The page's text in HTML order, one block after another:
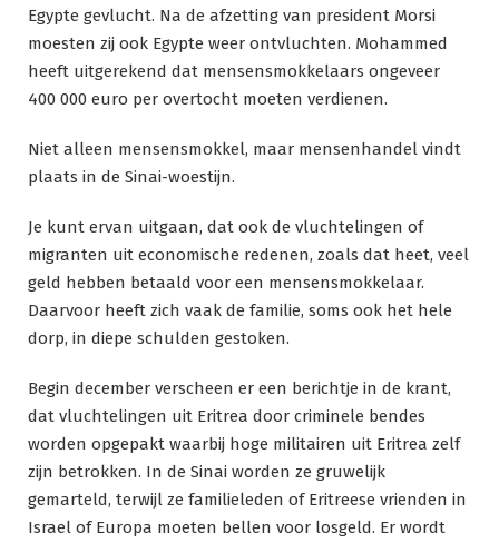
Egypte gevlucht. Na de afzetting van president Morsi
moesten zij ook Egypte weer ontvluchten. Mohammed
heeft uitgerekend dat mensensmokkelaars ongeveer
400 000 euro per overtocht moeten verdienen.
Niet alleen mensensmokkel, maar mensenhandel vindt
plaats in de Sinai-woestijn.
Je kunt ervan uitgaan, dat ook de vluchtelingen of
migranten uit economische redenen, zoals dat heet, veel
geld hebben betaald voor een mensensmokkelaar.
Daarvoor heeft zich vaak de familie, soms ook het hele
dorp, in diepe schulden gestoken.
Begin december verscheen er een berichtje in de krant,
dat vluchtelingen uit Eritrea door criminele bendes
worden opgepakt waarbij hoge militairen uit Eritrea zelf
zijn betrokken. In de Sinai worden ze gruwelijk
gemarteld, terwijl ze familieleden of Eritreese vrienden in
Israel of Europa moeten bellen voor losgeld. Er wordt